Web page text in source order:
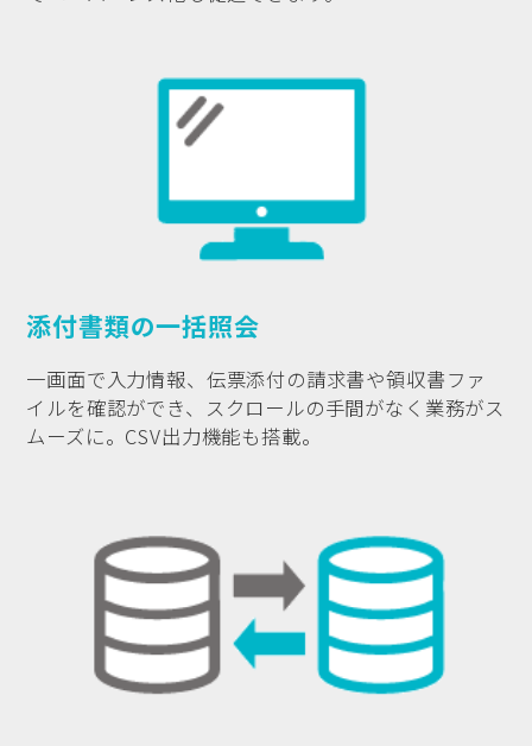
添付書類の一括照会
一画面で入力情報、伝票添付の請求書や領収書ファ
イルを確認ができ、スクロールの手間がなく業務がス
ムーズに。CSV出力機能も搭載。